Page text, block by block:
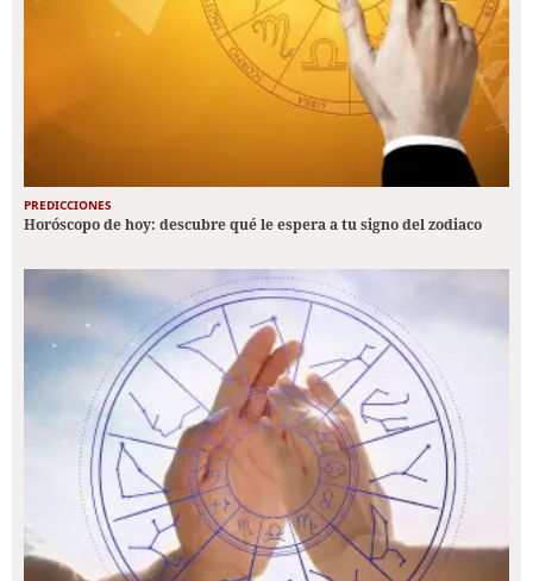
PREDICCIONES
Horóscopo de hoy: descubre qué le espera a tu signo del zodiaco